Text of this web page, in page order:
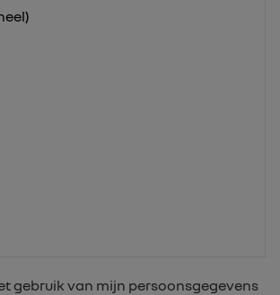
gebruik van mijn persoonsgegevens